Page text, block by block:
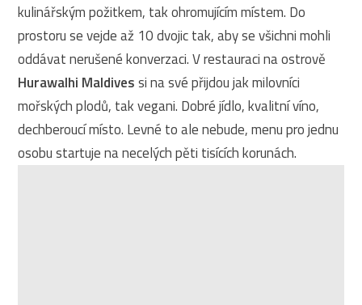
kulinářským požitkem, tak ohromujícím místem. Do
prostoru se vejde až 10 dvojic tak, aby se všichni mohli
oddávat nerušené konverzaci. V restauraci na ostrově
Hurawalhi Maldivessi na své přijdou jak milovníci
mořských plodů, tak vegani. Dobré jídlo, kvalitní víno,
dechberoucí místo. Levné to ale nebude, menu pro jednu
osobu startuje na necelých pěti tisících korunách.